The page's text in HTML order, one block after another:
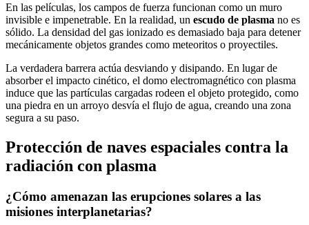
En las películas, los campos de fuerza funcionan como un muro
invisible e impenetrable. En la realidad, un escudo de plasma no es
sólido. La densidad del gas ionizado es demasiado baja para detener
mecánicamente objetos grandes como meteoritos o proyectiles.
La verdadera barrera actúa desviando y disipando. En lugar de
absorber el impacto cinético, el domo electromagnético con plasma
induce que las partículas cargadas rodeen el objeto protegido, como
una piedra en un arroyo desvía el flujo de agua, creando una zona
segura a su paso.
Protección de naves espaciales contra la
radiación con plasma
¿Cómo amenazan las erupciones solares a las
misiones interplanetarias?